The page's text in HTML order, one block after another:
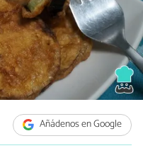
Añádenos en Google